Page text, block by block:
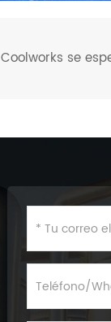
Coolworks se